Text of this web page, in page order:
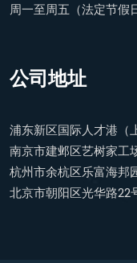
周一至周五（法定节假
公司地址
浦东新区国际人才港（
南京市建邺区艺树家工
杭州市余杭区乐富海邦
北京市朝阳区光华路22